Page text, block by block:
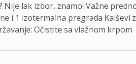
Nije lak izbor, znamo! Važne
i 1 izotermalna pregrada Kaiševi
Očistite sa vlažnom krpom